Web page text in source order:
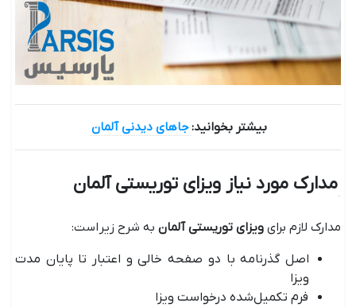
بیشتر بخوانید:جاهای دیدنی آلمان
مدارک مورد نیاز ویزای توریستی آلمان
مدارک لازم برای ویزای توریستی آلمان به شرح زیر است:
اصل گذرنامه با دو صفحه خالی و اعتبار تا پایان مدت
ویزا
فرم تکمیل‌شده درخواست ویزا